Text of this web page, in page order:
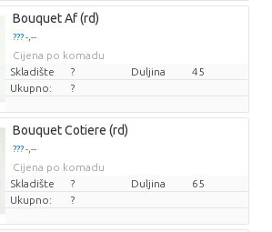
Bouquet Af (rd)
??? -,--
Cijena po komadu
Skladište
? Duljina
45
Ukupno:
?
Bouquet Cotiere (rd)
??? -,--
Cijena po komadu
Skladište
? Duljina
65
Ukupno:
?